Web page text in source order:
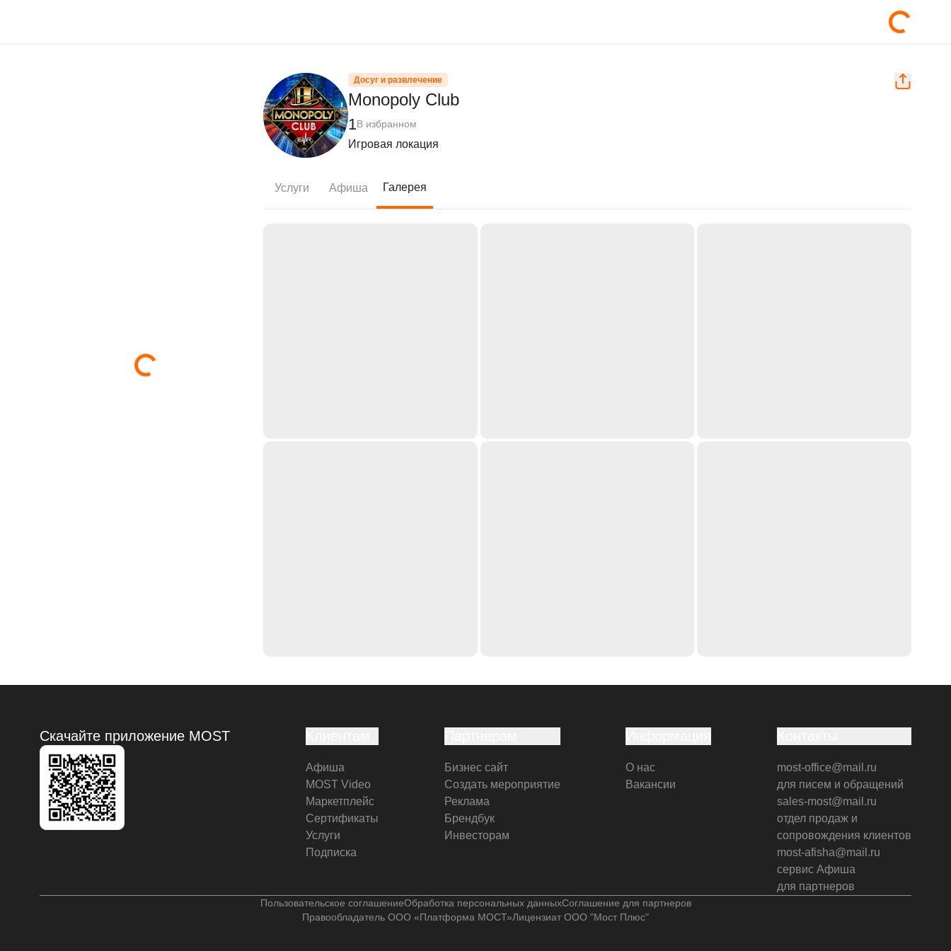
Досуг и развлечение
Monopoly Club
1В избранном
Игровая локация
Услуги Афиша Галерея
Скачайте приложение MOST
Афиша
MOST Video
Маркетплейс
Сертификаты
Услуги
Подписка
Бизнес сайт
Создать мероприятие
Реклама
Брендбук
Инвесторам
О нас
Вакансии
most-office@mail.ru
для писем и обращений
sales-most@mail.ru
отдел продаж и
сопровождения клиентов
most-afisha@mail.ru
сервис Афиша
для партнеров
Пользовательское соглашениеОбработка персональных данныхСоглашение для партнеров
Правообладатель ООО «Платформа МОСТ»Лицензиат ООО "Мост Плюс"